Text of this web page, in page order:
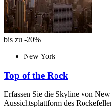
bis zu -20%
New York
Top of the Rock
Erfassen Sie die Skyline von
Aussichtsplattform des